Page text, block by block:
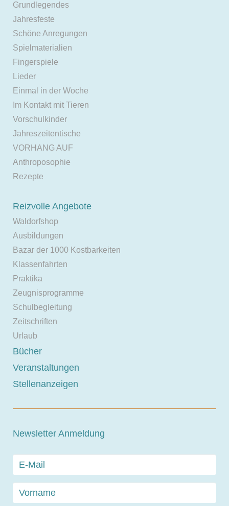
Grundlegendes
Jahresfeste
Schöne Anregungen
Spielmaterialien
Fingerspiele
Lieder
Einmal in der Woche
Im Kontakt mit Tieren
Vorschulkinder
Jahreszeitentische
VORHANG AUF
Anthroposophie
Rezepte
Reizvolle Angebote
Waldorfshop
Ausbildungen
Bazar der 1000 Kostbarkeiten
Klassenfahrten
Praktika
Zeugnisprogramme
Schulbegleitung
Zeitschriften
Urlaub
Bücher
Veranstaltungen
Stellenanzeigen
Newsletter Anmeldung